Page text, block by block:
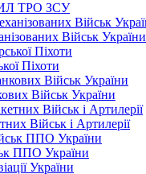
ТРО ЗСУ
Військ України
Піхоти
Військ України
Військ і Артилерії
ППО України